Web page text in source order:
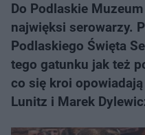
Do Podlaskie
najwięksi serowarzy.
Podlaskiego Święta
tego gatunku jak też
co się kroi
Lunitz i Marek